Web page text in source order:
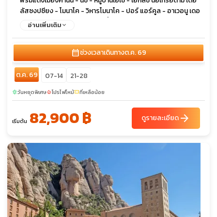
ลัสซงปซียง - โมนาโค - วิหารโมนาโค - ปอร์ แอร์คูล - อาเวอนู เดอ
มงเต-การ์โล - จัตุรัสเมสซิน่า - น้ำพุพระอาทิตย์
อ่านเพิ่มเติม
calendar_monthช่วงเวลาเดินทางต.ค. 69
ต.ค. 69 07-14 21-28
sunnyวันหยุดพิเศษlocal_fire_departmentโปรไฟไหม้confirmation_numberที่เหลือน้อย
เริ่มต้น 82,900 ฿ ดูรายละเอียดarrow_forward